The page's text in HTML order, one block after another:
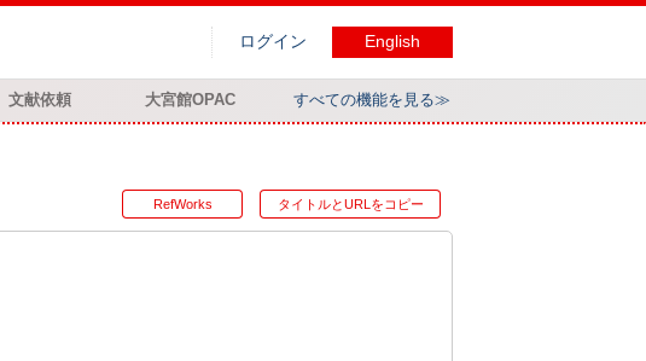
ログイン English
文献依頼 大宮館OPAC すべての機能を見る≫
RefWorks タイトルとURLをコピー